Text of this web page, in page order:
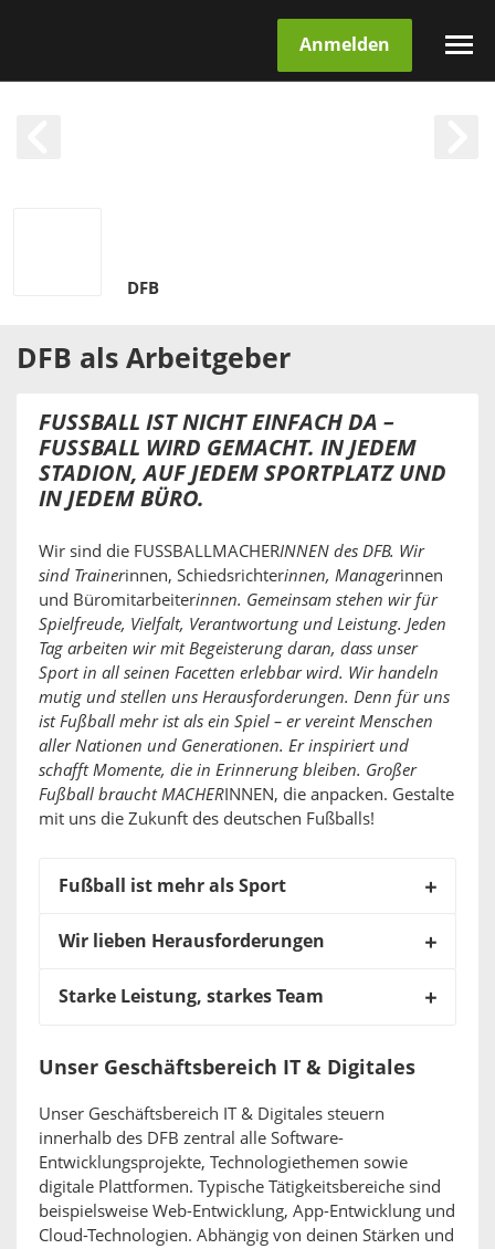
Anmelden
DFB
DFB als Arbeitgeber
FUSSBALL IST NICHT EINFACH DA –
FUSSBALL WIRD GEMACHT. IN JEDEM
STADION, AUF JEDEM SPORTPLATZ UND
IN JEDEM BÜRO.
Wir sind die FUSSBALLMACHERINNEN des DFB. Wir
sind Trainerinnen, Schiedsrichterinnen, Managerinnen
und Büromitarbeiterinnen. Gemeinsam stehen wir für
Spielfreude, Vielfalt, Verantwortung und Leistung. Jeden
Tag arbeiten wir mit Begeisterung daran, dass unser
Sport in all seinen Facetten erlebbar wird. Wir handeln
mutig und stellen uns Herausforderungen. Denn für uns
ist Fußball mehr ist als ein Spiel – er vereint Menschen
aller Nationen und Generationen. Er inspiriert und
schafft Momente, die in Erinnerung bleiben. Großer
Fußball braucht MACHERINNEN, die anpacken. Gestalte
mit uns die Zukunft des deutschen Fußballs!
Fußball ist mehr als Sport
Wir lieben Herausforderungen
Starke Leistung, starkes Team
Unser Geschäftsbereich IT & Digitales
Unser Geschäftsbereich IT & Digitales steuern
innerhalb des DFB zentral alle Software-
Entwicklungsprojekte, Technologiethemen sowie
digitale Plattformen. Typische Tätigkeitsbereiche sind
beispielsweise Web-Entwicklung, App-Entwicklung und
Cloud-Technologien. Abhängig von deinen Stärken und